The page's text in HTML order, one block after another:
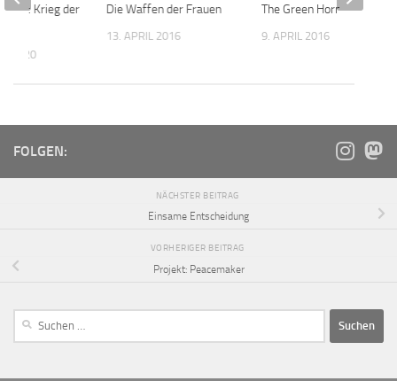
Die Waffen der Frauen
13. APRIL 2016
The Green Hornet
9. APRIL 2016
Krieg der
2020
FOLGEN:
NÄCHSTER BEITRAG
Einsame Entscheidung
VORHERIGER BEITRAG
Projekt: Peacemaker